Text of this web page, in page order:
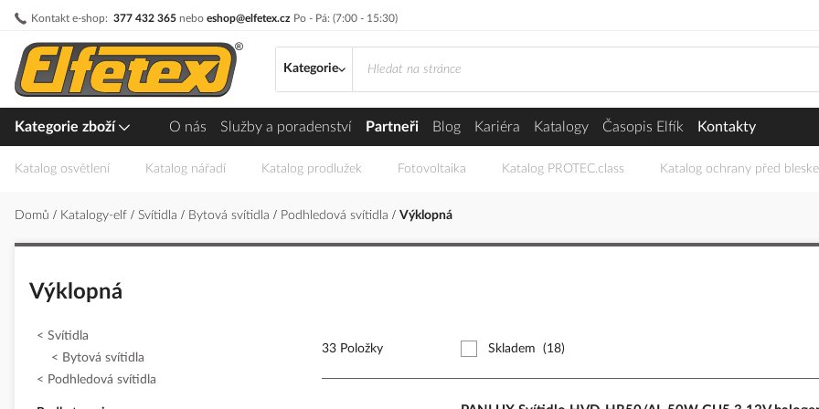
Kontakt e-shop: 377 432 365 nebo eshop@elfetex.cz Po - Pá: (7:00 - 15:30)
Přejít
obsah
Kategorie
Kategorie zboží O nás Služby a poradenství Partneři Blog Kariéra Katalogy Časopis Elfík Kontakty
Katalog osvětlení Katalog nářadí Katalog prodlužek Fotovoltaika Katalog PROTEC.class Katalog ochrany před
Domů Katalogy-elf Svítidla Bytová svítidla Podhledová svítidla Výklopná
Výklopná
33 Položky Skladem (18)
Svítidla
Bytová svítidla
Podhledová svítidla